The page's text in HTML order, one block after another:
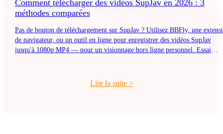
Comment télécharger des vidéos SupJav en 2026 : 3
méthodes comparées
Pas de bouton de téléchargement sur SupJav ? Utilisez BBFly, une
de navigateur, ou un outil en ligne pour enregistrer des vidéos SupJav
jusqu'à 1080p MP4 — pour un visionnage hors ligne personnel. Essai
Lire la suite>